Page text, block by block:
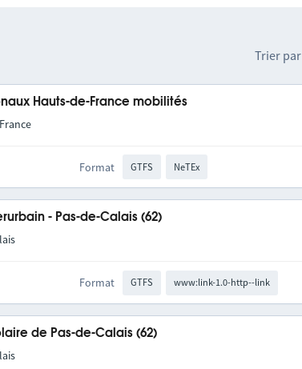
Trier par
Hauts-de-France mobilités
Format GTFS NeTEx
- Pas-de-Calais (62)
Format GTFS www:link-1.0-http--link
de Pas-de-Calais (62)